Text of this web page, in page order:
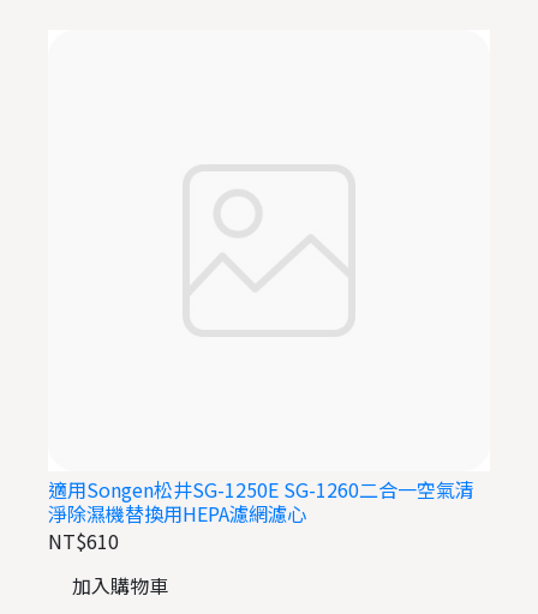
適用Songen松井SG-1250E SG-1260二合一空氣清
淨除濕機替換用HEPA濾網濾心
NT$610
加入購物車